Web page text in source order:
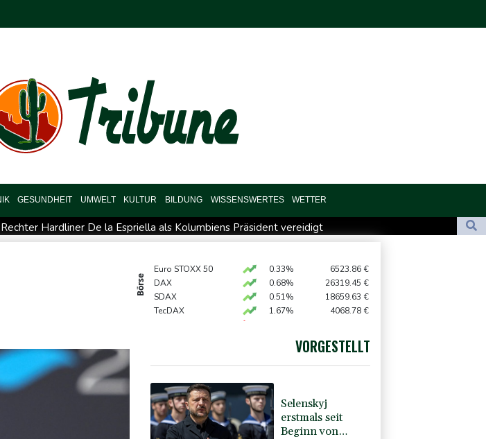
GESUNDHEIT UMWELT KULTUR BILDUNG WISSENSWERTES WETTER
Rechter Hardliner De la Espriella als Kolumbiens Präsident vereidigt
Mehr als 140 Tote bei Migrationskrise in Ceuta
Börse
Euro STOXX 50 0.33% 6523.86 €
DAX
0.68% 26319.45 €
SDAX
0.51% 18659.63 €
TecDAX
1.67% 4068.78 €
4401.3 $
1.1562 $
VORGESTELLT
Selenskyj
erstmals seit
Beginn von